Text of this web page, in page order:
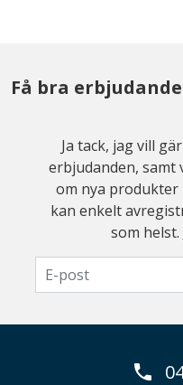
Få bra
Ja tack, jag vill
erbjudanden, samt
om nya produkter
kan enkelt
som helst.